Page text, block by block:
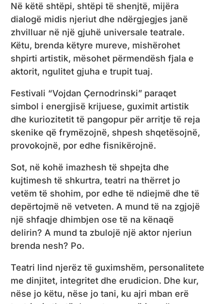
Në këtë shtëpi, shtëpi të shenjtë, mijëra
dialogë midis njeriut dhe ndërgjegjes janë
zhvilluar në një gjuhë universale teatrale.
Këtu, brenda këtyre mureve, mishërohet
shpirti artistik, mësohet përmendësh fjala e
aktorit, ngulitet gjuha e trupit tuaj.
Festivali “Vojdan Çernodrinski” paraqet
simbol i energjisë krijuese, guximit artistik
dhe kuriozitetit të pangopur për arritje të reja
skenike që frymëzojnë, shpesh shqetësojnë,
provokojnë, por edhe fisnikërojnë.
Sot, në kohë imazhesh të shpejta dhe
kujtimesh të shkurtra, teatri na thërret jo
vetëm të shohim, por edhe të ndiejmë dhe të
depërtojmë në vetveten. A mund të na zgjojë
një shfaqje dhimbjen ose të na kënaqë
delirin? A mund ta zbulojë një aktor njeriun
brenda nesh? Po.
Teatri lind njerëz të guximshëm, personalitete
me dinjitet, integritet dhe erudicion. Dhe kur,
nëse jo këtu, nëse jo tani, ku ajri mban erë